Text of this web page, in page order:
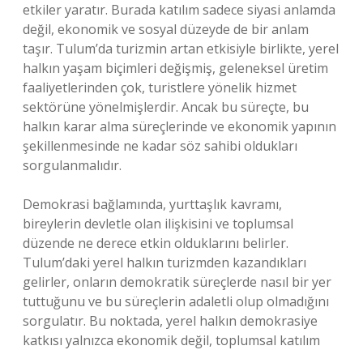
etkiler yaratır. Burada katılım sadece siyasi anlamda
değil, ekonomik ve sosyal düzeyde de bir anlam
taşır. Tulum’da turizmin artan etkisiyle birlikte, yerel
halkın yaşam biçimleri değişmiş, geleneksel üretim
faaliyetlerinden çok, turistlere yönelik hizmet
sektörüne yönelmişlerdir. Ancak bu süreçte, bu
halkın karar alma süreçlerinde ve ekonomik yapının
şekillenmesinde ne kadar söz sahibi oldukları
sorgulanmalıdır.
Demokrasi bağlamında, yurttaşlık kavramı,
bireylerin devletle olan ilişkisini ve toplumsal
düzende ne derece etkin olduklarını belirler.
Tulum’daki yerel halkın turizmden kazandıkları
gelirler, onların demokratik süreçlerde nasıl bir yer
tuttuğunu ve bu süreçlerin adaletli olup olmadığını
sorgulatır. Bu noktada, yerel halkın demokrasiye
katkısı yalnızca ekonomik değil, toplumsal katılım